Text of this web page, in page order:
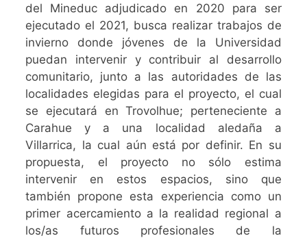
del Mineduc adjudicado en 2020 para ser
ejecutado el 2021, busca realizar trabajos de
invierno donde jóvenes de la Universidad
puedan intervenir y contribuir al desarrollo
comunitario, junto a las autoridades de las
localidades elegidas para el proyecto, el cual
se ejecutará en Trovolhue; perteneciente a
Carahue y a una localidad aledaña a
Villarrica, la cual aún está por definir. En su
propuesta, el proyecto no sólo estima
intervenir en estos espacios, sino que
también propone esta experiencia como un
primer acercamiento a la realidad regional a
los/as futuros profesionales de la